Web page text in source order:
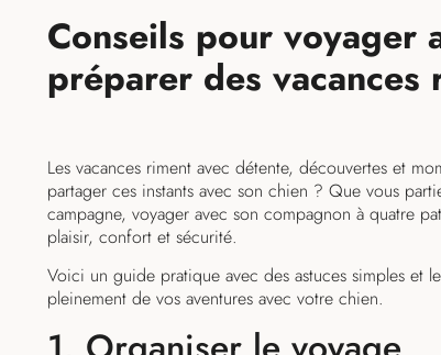
Conseils pour voyager
préparer des vacances
Les vacances riment avec détente, découvertes et
partager ces instants avec son chien ? Que vous
campagne, voyager avec son compagnon à quatre
plaisir, confort et sécurité.
Voici un guide pratique avec des astuces simples et
pleinement de vos aventures avec votre chien.